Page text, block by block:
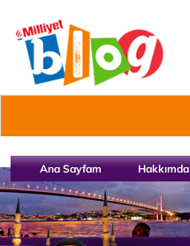
Ana Sayfam Hakkımda